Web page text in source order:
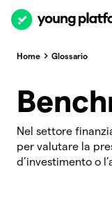
Home Glossario
Nel settore
per valutare la
d’investimento o